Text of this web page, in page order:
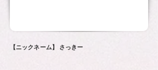
【ニックネーム】 さっきー